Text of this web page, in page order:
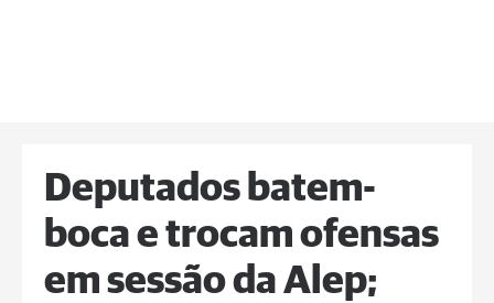
Deputados batem-
boca e trocam ofensas
em sessão da Alep;